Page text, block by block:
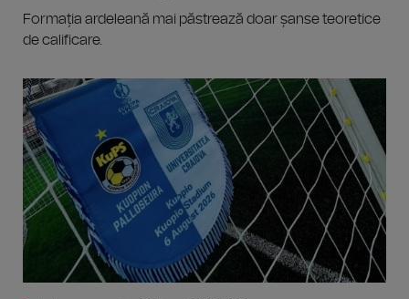
Formația ardeleană mai păstrează doar șanse teoretice
de calificare.